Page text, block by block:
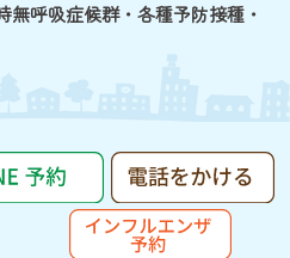
呼吸症候群・各種予防接種・
CLINIC. All rights reserved.